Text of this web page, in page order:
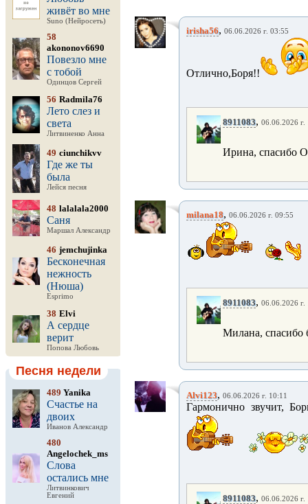
живёт во мне
Suno (Нейросеть)
58
akononov6690
Повезло мне
с тобой
Одинцов Сергей
56 Radmila76
Лето слез и
света
Литвиненко Анна
49 ciunchikvv
Где же ты
была
Лейся песня
48 lalalala2000
Саня
Маршал Александр
46 jemchujinka
Бесконечная
нежность
(Нюша)
Esprimo
38 Elvi
А сердце
верит
Попова Любовь
Песня недели
489 Yanika
Счастье на
двоих
Иванов Александр
480
Angelochek_ms
Слова
остались мне
Литвинкович
Евгений
irisha56, 06.06.2026 г. 03:55
Отлично,Боря!!
8911083, 06.06.2026 г.
Ирина, спасибо
milana18, 06.06.2026 г. 09:55
8911083, 06.06.2026 г.
Милана, спасибо
Alvi123, 06.06.2026 г. 10:11
Гармонично звучит,
8911083, 06.06.2026 г.